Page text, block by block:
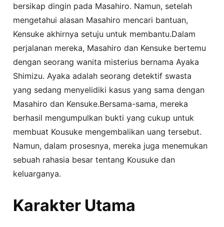
bersikap dingin pada Masahiro. Namun, setelah
mengetahui alasan Masahiro mencari bantuan,
Kensuke akhirnya setuju untuk membantu.Dalam
perjalanan mereka, Masahiro dan Kensuke bertemu
dengan seorang wanita misterius bernama Ayaka
Shimizu. Ayaka adalah seorang detektif swasta
yang sedang menyelidiki kasus yang sama dengan
Masahiro dan Kensuke.Bersama-sama, mereka
berhasil mengumpulkan bukti yang cukup untuk
membuat Kousuke mengembalikan uang tersebut.
Namun, dalam prosesnya, mereka juga menemukan
sebuah rahasia besar tentang Kousuke dan
keluarganya.
Karakter Utama